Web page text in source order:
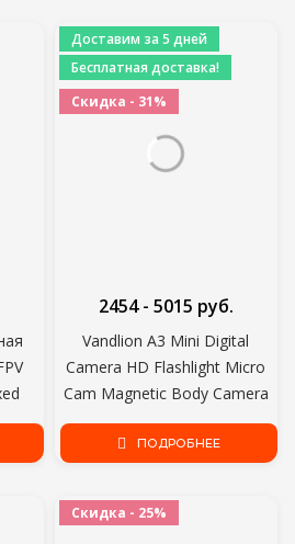
С
Доставим за 5 дней
Бесплатная доставка!
Скидка - 31%
Vandlion A3 Mini Digital
Camera HD Flashlight Micro
Cam Magnetic Body Camera
Motion Detection Snapshot
Loop Recording Camcorder
2454 - 5015 руб.
ПОДРОБНЕЕ
Скидка - 25%